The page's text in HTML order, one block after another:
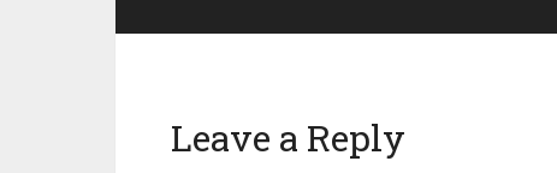
Leave a Reply